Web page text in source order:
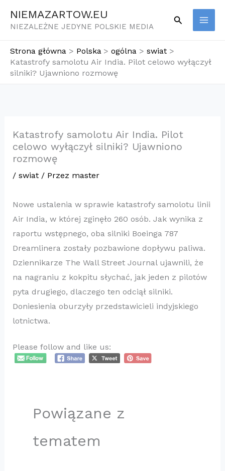
NIEMAZARTOW.EU
NIEZALEŻNE JEDYNE POLSKIE MEDIA
Szukaj
Strona główna Polska ogólna
swiat
Katastrofy samolotu Air India. Pilot celowo wyłączył
silniki? Ujawniono rozmowę
Katastrofy samolotu Air India. Pilot
celowo wyłączył silniki? Ujawniono
rozmowę
/ swiat/ Przez master
Nowe ustalenia w sprawie katastrofy samolotu linii
Air India, w której zginęło 260 osób. Jak wynika z
raportu wstępnego, oba silniki Boeinga 787
Dreamlinera zostały pozbawione dopływu paliwa.
Dziennikarze The Wall Street Journal ujawnili, że
na nagraniu z kokpitu słychać, jak jeden z pilotów
pyta drugiego, dlaczego ten odciął silniki.
Doniesienia oburzyły przedstawicieli indyjskiego
lotnictwa.
Please follow and like us:
Powiązane z
tematem